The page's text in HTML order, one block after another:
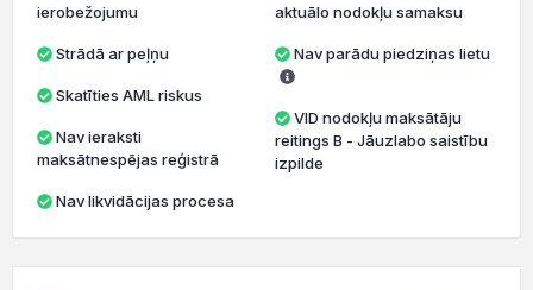
ierobežojumu
Strādā ar peļņu
Skatīties AML riskus
maksātnespējas reģistrā
Nav likvidācijas procesa
aktuālo nodokļu samaksu
Nav parādu piedziņas lietu
VID nodokļu maksātāju
reitings B - Jāuzlabo saistību
izpilde